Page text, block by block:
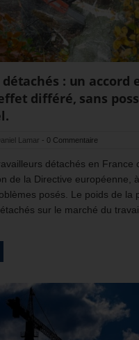
: un accord
différé, sans
Lamar - 0 Commentaire
détachés en France
de la Directive européenne,
posés. Le poids de la
sur le marché du